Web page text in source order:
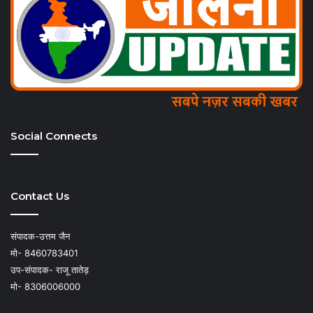
Social Connects
Contact Us
संपादक-उत्तम जैन
मो- 8460783401
उप-संपादक- राजू तातेड़
मो- 8306006000